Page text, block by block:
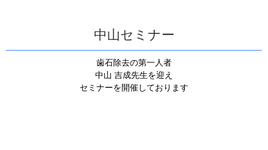
中山セミナー
歯石除去の第一人者
中山 吉成先生を迎え
セミナーを開催しております